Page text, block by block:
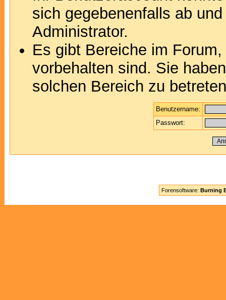
sich gegebenenfalls ab
Administrator.
Es gibt Bereiche im
vorbehalten sind. Sie
solchen Bereich zu
Benutzername:
Passwort:
Forensoftware: Burning